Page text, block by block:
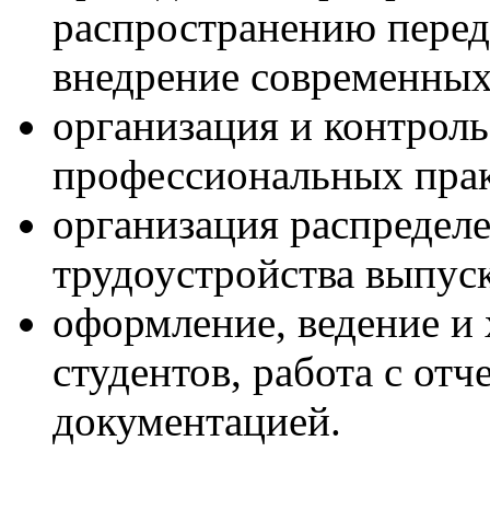
распространению
внедрение
организация и
профессиональных
организация
трудоустройства
оформление, ведение
студентов, работа с
документацией.